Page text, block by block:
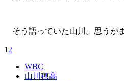
そう語っていた山川。思うが
1 2
WBC
山川穂高